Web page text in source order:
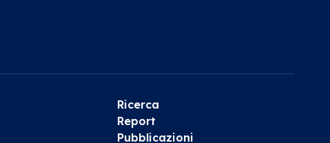
Ricerca
Report
Pubblicazioni